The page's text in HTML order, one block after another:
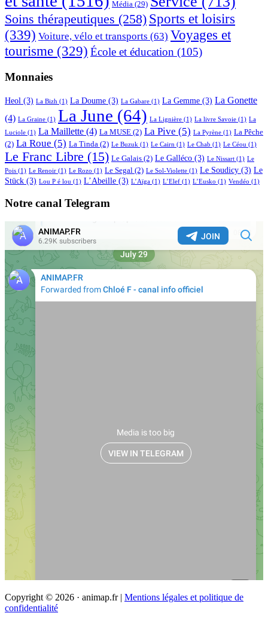
Média (29)
Soins thérapeutiques (258) Sports et loisirs
(339) Voiture, vélo et transports (63) Voyages et
tourisme (329) École et éducation (105)
Monnaies
Heol (3) La Bizh (1) La Doume (3) La Gabare (1) La Gemme (3) La Gonette
(4) La Graine (1) La June (64) La Lignière (1) La livre Savoie (1) La
Luciole (1) La Maillette (4) La MUSE (2) La Pive (5) La Pyrène (1) La Pêche
(2) La Roue (5) La Tinda (2) Le Buzuk (1) Le Cairn (1) Le Chab (1) Le Céou (1)
Le Franc Libre (15) Le Galais (2) Le Galléco (3) Le Nissart (1) Le
Pois (1) Le Renoir (1) Le Rozo (1) Le Segal (2) Le Sol-Violette (1) Le Soudicy (3) Le
Stück (3) Lou P é lou (1) L’Abeille (3) L’Aïga (1) L’Elef (1) L’Eusko (1) Vendéo (1)
Notre canal Telegram
Copyright © 2026 · animap.fr | Mentions légales et politique de
confidentialité